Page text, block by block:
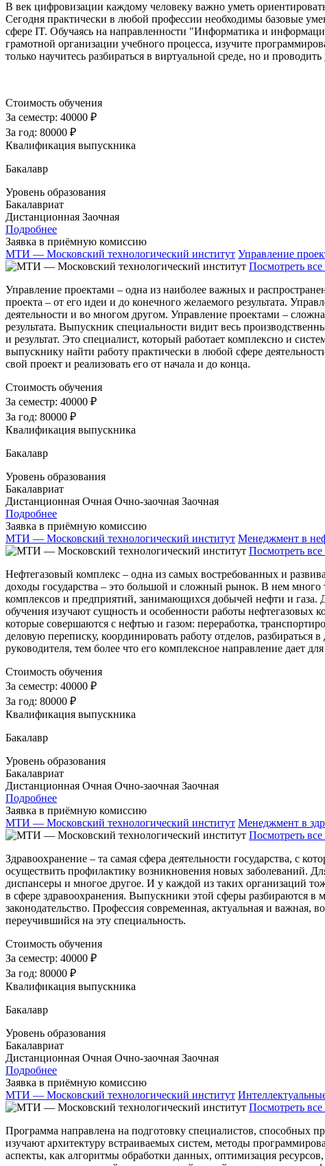
В век цифровизации каждому человеку важно уметь
Сегодня практически в любой профессии необходимы базовые
сфере IT. Обучаясь на направленности "Информатика и
грамотной организации учебного процесса, изучите
только научитесь разбираться в виртуальной среде, но и
Стоимость обучения
За семестр: 40000 ₽
За год: 80000 ₽
Квалификация выпускника
Бакалавр
Уровень образования
Бакалавриат
Дистанционная Заочная
Подробнее
Заявка в приёмную комиссию
МТИ — Московский технологический институт Управление
Посмотреть
Управление проектами – одна из наиболее важных и
проекта – от его идеи и до конечного желаемого результата.
деятельности и во многом другом. Управление проектами –
результата. Выпускник специальности видит весь
и результат. Это специалист, который работает комплексно и
выпускнику найти работу практически в любой сфере
свой проект и реализовать его от начала и до конца.
Стоимость обучения
За семестр: 40000 ₽
За год: 80000 ₽
Квалификация выпускника
Бакалавр
Уровень образования
Бакалавриат
Дистанционная Очная Очно-заочная Заочная
Подробнее
Заявка в приёмную комиссию
МТИ — Московский технологический институт Менеджмент в
Посмотреть
Нефтегазовый комплекс – одна из самых востребованных и
доходы государства – это большой и сложный рынок. В нем много
комплексов и предприятий, занимающихся добычей нефти и
обучения изучают сущность и особенности работы нефтегазовых
которые совершаются с нефтью и газом: переработка,
деловую переписку, координировать работу отделов,
руководителя, тем более что его комплексное направление дает
Стоимость обучения
За семестр: 40000 ₽
За год: 80000 ₽
Квалификация выпускника
Бакалавр
Уровень образования
Бакалавриат
Дистанционная Очная Очно-заочная Заочная
Подробнее
Заявка в приёмную комиссию
МТИ — Московский технологический институт Менеджмент в
Посмотреть
Здравоохранение – та самая сфера деятельности государства, с
осуществить профилактику возникновения новых заболеваний.
диспансеры и многое другое. И у каждой из таких организаций
в сфере здравоохранения. Выпускники этой сферы разбираются
законодательство. Профессия современная, актуальная и
переучившийся на эту специальность.
Стоимость обучения
За семестр: 40000 ₽
За год: 80000 ₽
Квалификация выпускника
Бакалавр
Уровень образования
Бакалавриат
Дистанционная Очная Очно-заочная Заочная
Подробнее
Заявка в приёмную комиссию
МТИ — Московский технологический институт
Посмотреть
Программа направлена на подготовку специалистов, способных
изучают архитектуру встраиваемых систем, методы
аспекты, как алгоритмы обработки данных, оптимизация